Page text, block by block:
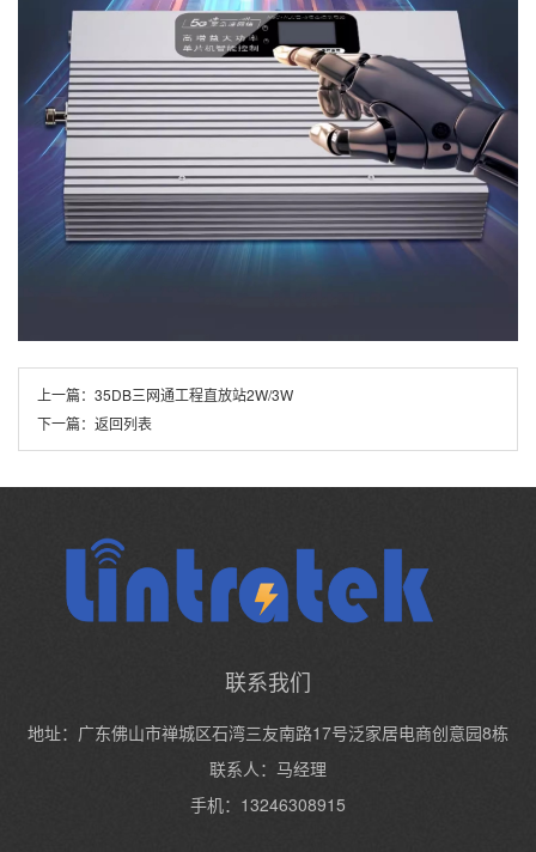
上一篇： 35DB三网通工程直放站2W/3W
下一篇： 返回列表
联系我们
地址：广东佛山市禅城区石湾三友南路17号泛家居电商创意园8栋
联系人：马经理
手机：13246308915